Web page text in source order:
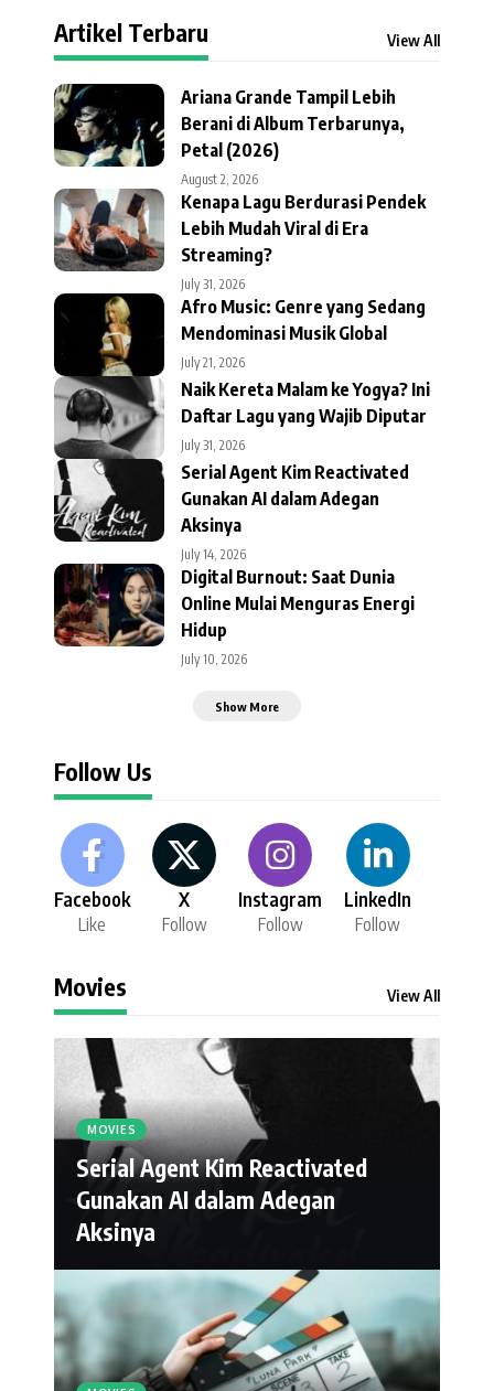
Artikel Terbaru View All
Ariana Grande Tampil Lebih
Berani di Album Terbarunya,
Petal (2026)
August 2, 2026
Kenapa Lagu Berdurasi Pendek
Lebih Mudah Viral di Era
Streaming?
July 31, 2026
Afro Music: Genre yang Sedang
Mendominasi Musik Global
July 21, 2026
Naik Kereta Malam ke Yogya? Ini
Daftar Lagu yang Wajib Diputar
July 31, 2026
Serial Agent Kim Reactivated
Gunakan AI dalam Adegan
Aksinya
July 14, 2026
Digital Burnout: Saat Dunia
Online Mulai Menguras Energi
Hidup
July 10, 2026
Show More
Follow Us
Facebook
Like
X
Follow
Instagram
Follow
LinkedIn
Follow
Movies View All
MOVIES
Serial Agent Kim Reactivated
Gunakan AI dalam Adegan
Aksinya